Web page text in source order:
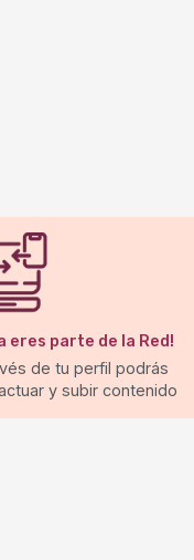
eres parte de la Red!
de tu perfil podrás
y subir contenido